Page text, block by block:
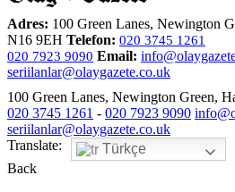
Adres: 100 Green Lanes, Newington
N16 9EH Telefon: 020 3745 1261
020 7923 9090 Email:
seriilanlar@olaygazete.co.uk
100 Green Lanes, Newington Green,
020 3745 1261 - 020 7923 9090
seriilanlar@olaygazete.co.uk
Translate:
Türkçe
Back